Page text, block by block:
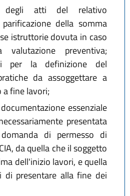
atti del relativo
della somma
istruttorie dovuta in caso
preventiva;
per la definizione del
da assoggettare a
fine lavori;
essenziale
presentata
di permesso di
da quella che il soggetto
dell'inizio lavori, e quella
di presentare alla fine dei